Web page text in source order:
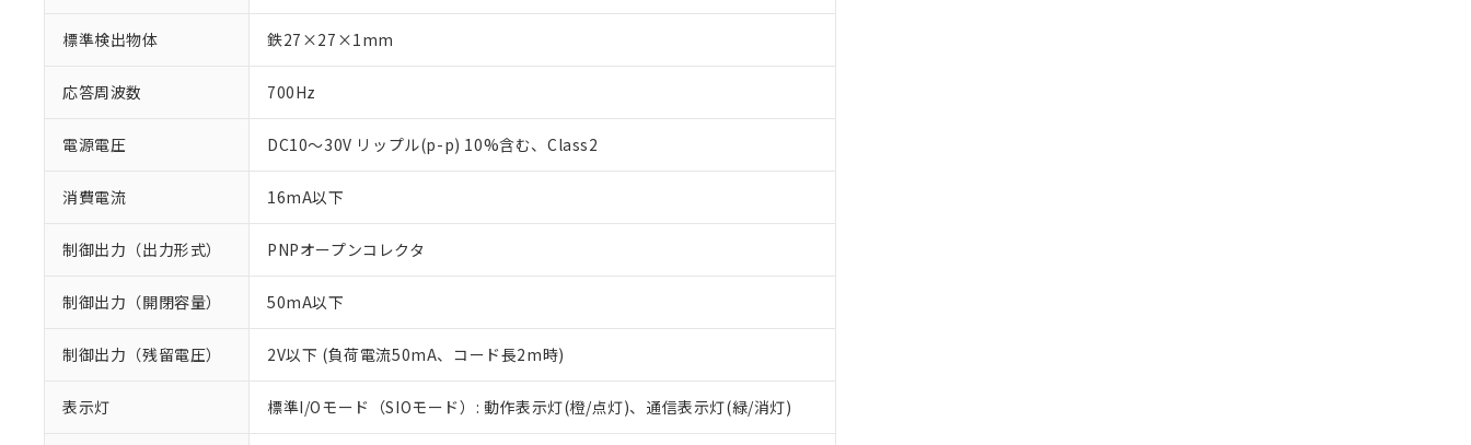
標準検出物体 鉄27×27×1mm
応答周波数 700Hz
電源電圧 DC10～30V リップル(p-p) 10%含む、Class2
消費電流 16mA以下
制御出力（出力形式） PNPオープンコレクタ
制御出力（開閉容量） 50mA以下
制御出力（残留電圧） 2V以下 (負荷電流50mA、コード長2m時)
表示灯 標準I/Oモード（SIOモード）: 動作表示灯(橙/点灯)、通信表示灯(緑/消灯)
※1 対応状況
対応済み：EU RoHS指令（10物質）の非含有に対応した製品が提供可能な商品です。
対応予定：EU RoHS指令（10物質）の非含有に対応した製品に切り替える予定のある商品です。